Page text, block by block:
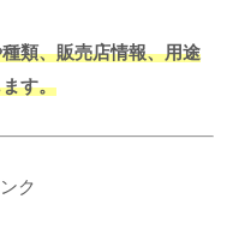
類、販売店情報、用途
す。
ク